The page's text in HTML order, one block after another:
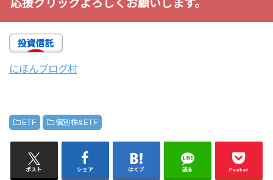
応援クリックよろしくお願いします。
にほんブログ村
ETF 個別株&ETF
ポスト シェア はてブ 送る Pocket